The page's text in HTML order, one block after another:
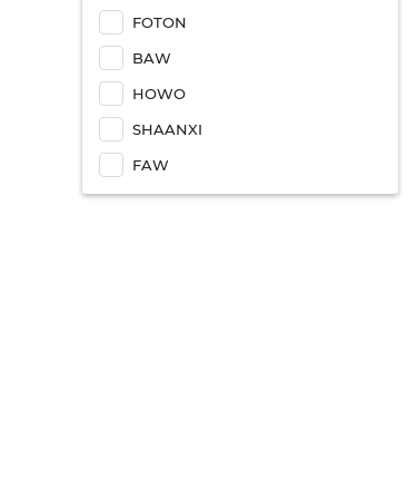
FOTON
BAW
HOWO
SHAANXI
FAW